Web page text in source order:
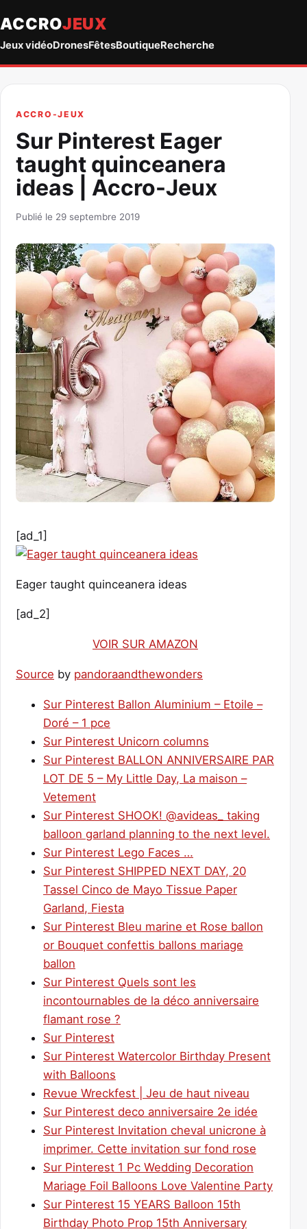
ACCROJEUX
Jeux vidéoDronesFêtesBoutiqueRecherche
ACCRO-JEUX
Sur Pinterest Eager
taught quinceanera
ideas | Accro-Jeux
Publié le 29 septembre 2019
[ad_1]
Eager taught quinceanera ideas
[ad_2]
VOIR SUR AMAZON
Source by pandoraandthewonders
Sur Pinterest Ballon Aluminium – Etoile –
Doré – 1 pce
Sur Pinterest Unicorn columns
Sur Pinterest BALLON ANNIVERSAIRE PAR
LOT DE 5 – My Little Day, La maison –
Vetement
Sur Pinterest SHOOK! @avideas_ taking
balloon garland planning to the next level.
Sur Pinterest Lego Faces …
Sur Pinterest SHIPPED NEXT DAY, 20
Tassel Cinco de Mayo Tissue Paper
Garland, Fiesta
Sur Pinterest Bleu marine et Rose ballon
or Bouquet confettis ballons mariage
ballon
Sur Pinterest Quels sont les
incontournables de la déco anniversaire
flamant rose ?
Sur Pinterest
Sur Pinterest Watercolor Birthday Present
with Balloons
Revue Wreckfest | Jeu de haut niveau
Sur Pinterest deco anniversaire 2e idée
Sur Pinterest Invitation cheval unicrone à
imprimer. Cette invitation sur fond rose
Sur Pinterest 1 Pc Wedding Decoration
Mariage Foil Balloons Love Valentine Party
Sur Pinterest 15 YEARS Balloon 15th
Birthday Photo Prop 15th Anniversary